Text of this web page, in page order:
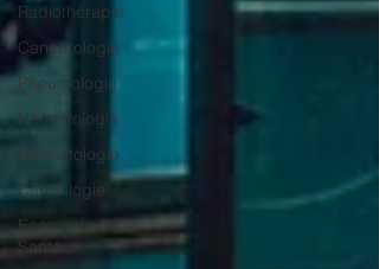
Radiothérapie
Cancérologie
Pneumologie
Néonatologie
Dermatologie
Cardiologie
Economie de la
Santé